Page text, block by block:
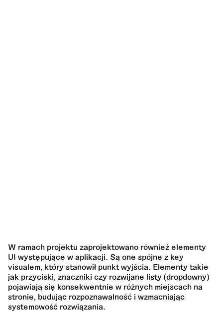
W ramach projektu zaprojektowano również elementy
UI występujące w aplikacji. Są one spójne z key
visualem, który stanowił punkt wyjścia. Elementy takie
jak przyciski, znaczniki czy rozwijane listy (dropdowny)
pojawiają się konsekwentnie w różnych miejscach na
stronie, budując rozpoznawalność i wzmacniając
systemowość rozwiązania.